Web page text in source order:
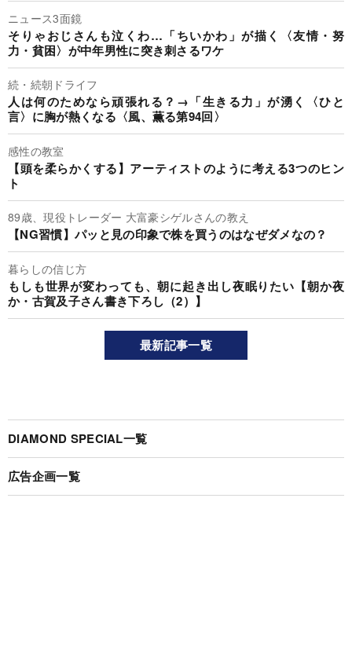
ニュース3面鏡
そりゃおじさんも泣くわ…「ちいかわ」が描く〈友情・努
力・貧困〉が中年男性に突き刺さるワケ
続・続朝ドライフ
人は何のためなら頑張れる？→「生きる力」が湧く〈ひと
言〉に胸が熱くなる〈風、薫る第94回〉
感性の教室
【頭を柔らかくする】アーティストのように考える3つのヒン
ト
89歳、現役トレーダー 大富豪シゲルさんの教え
【NG習慣】パッと見の印象で株を買うのはなぜダメなの？
暮らしの信じ方
もしも世界が変わっても、朝に起き出し夜眠りたい【朝か夜
か・古賀及子さん書き下ろし（2）】
最新記事一覧
DIAMOND SPECIAL一覧
広告企画一覧